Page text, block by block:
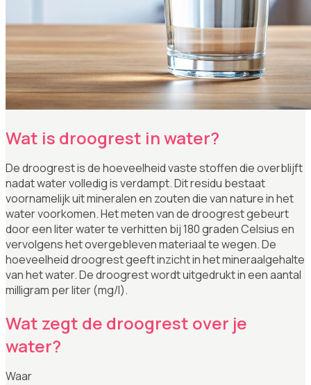
Wat is droogrest in water?
De droogrest is de hoeveelheid vaste stoffen die overblijft
nadat water volledig is verdampt. Dit residu bestaat
voornamelijk uit mineralen en zouten die van nature in het
water voorkomen. Het meten van de droogrest gebeurt
door een liter water te verhitten bij 180 graden Celsius en
vervolgens het overgebleven materiaal te wegen. De
hoeveelheid droogrest geeft inzicht in het mineraalgehalte
van het water. De droogrest wordt uitgedrukt in een aantal
milligram per liter (mg/l).
Wat zegt de droogrest over je
water?
Waar